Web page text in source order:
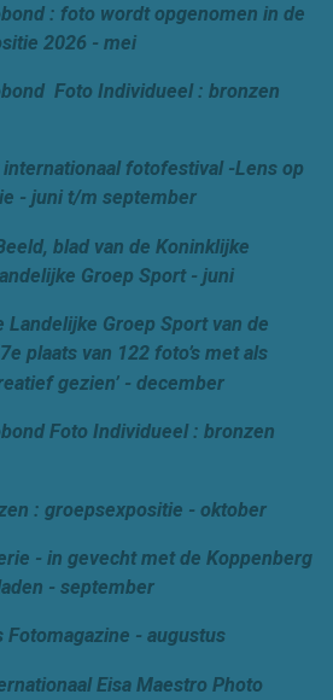
: foto wordt opgenomen in de
2026 - mei
Foto Individueel : bronzen
fotofestival -Lens op
- juni t/m september
blad van de Koninklijke
Groep Sport - juni
Groep Sport van de
plaats van 122 foto’s met als
gezien’ - december
Foto Individueel : bronzen
: groepsexpositie - oktober
- in gevecht met de Koppenberg
- september
- augustus
Eisa Maestro Photo